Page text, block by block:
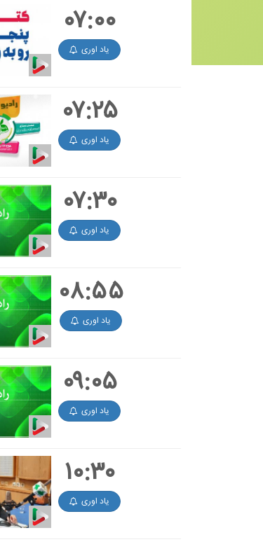
۰۷:۰۰
یاد اوری
۰۷:۲۵
یاد اوری
۰۷:۳۰
یاد اوری
۰۸:۵۵
یاد اوری
۰۹:۰۵
یاد اوری
۱۰:۳۰
یاد اوری